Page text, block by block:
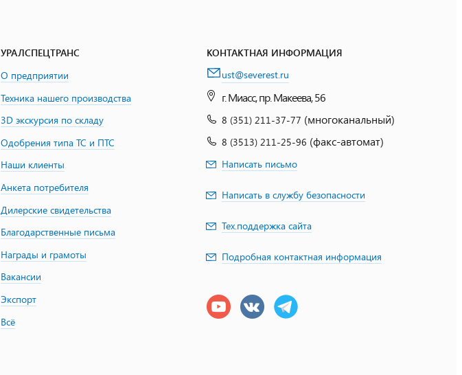
УРАЛСПЕЦТРАНС
О предприятии
Техника нашего производства
3D экскурсия по складу
Одобрения типа ТС и ПТС
Наши клиенты
Анкета потребителя
Дилерские свидетельства
Благодарственные письма
Награды и грамоты
Вакансии
Экспорт
Всё
КОНТАКТНАЯ ИНФОРМАЦИЯ
ust@severest.ru
г. Миасс, пр. Макеева, 56
8 (351) 211-37-77 (многоканальный)
8 (3513) 211-25-96 (факс-автомат)
Написать письмо
Написать в службу безопасности
Тех.поддержка сайта
Подробная контактная информация